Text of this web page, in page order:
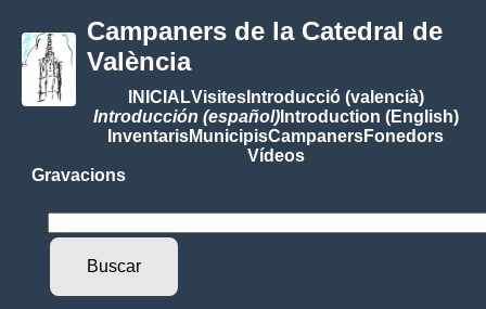
Campaners de la Catedral de
València
INICIALVisitesIntroducció (valencià)
Introducción (español)Introduction (English)
InventarisMunicipisCampanersFonedors
Vídeos
Gravacions